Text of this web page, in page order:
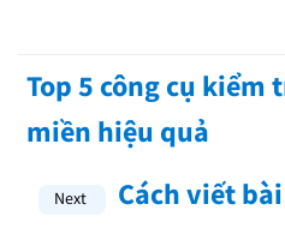
Top 5 công cụ kiểm
miền hiệu quả
Cách viết